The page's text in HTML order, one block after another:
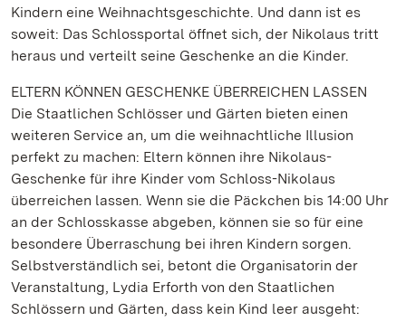
Kindern eine Weihnachtsgeschichte. Und dann ist es
soweit: Das Schlossportal öffnet sich, der Nikolaus tritt
heraus und verteilt seine Geschenke an die Kinder.
ELTERN KÖNNEN GESCHENKE ÜBERREICHEN LASSEN
Die Staatlichen Schlösser und Gärten bieten einen
weiteren Service an, um die weihnachtliche Illusion
perfekt zu machen: Eltern können ihre Nikolaus-
Geschenke für ihre Kinder vom Schloss-Nikolaus
überreichen lassen. Wenn sie die Päckchen bis 14:00 Uhr
an der Schlosskasse abgeben, können sie so für eine
besondere Überraschung bei ihren Kindern sorgen.
Selbstverständlich sei, betont die Organisatorin der
Veranstaltung, Lydia Erforth von den Staatlichen
Schlössern und Gärten, dass kein Kind leer ausgeht: